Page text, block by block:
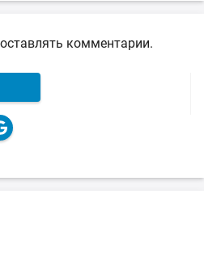
комментарии.